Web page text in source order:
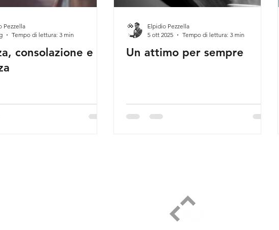
consolazione e
Pezzella
Tempo di lettura: 3 min
Un attimo per sempre
Elpidio Pezzella
5 ott 2025
Tempo di lettura: 3 min